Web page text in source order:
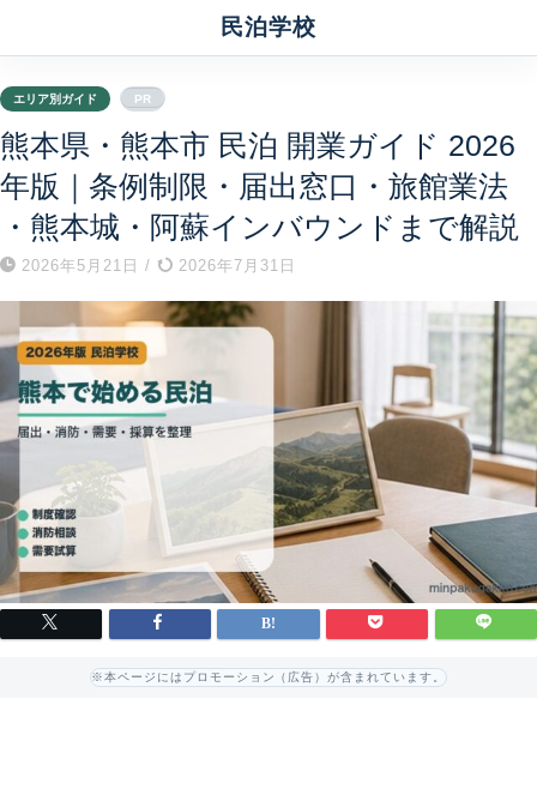
民泊学校
エリア別ガイド PR
熊本県・熊本市 民泊 開業ガイド 2026
年版｜条例制限・届出窓口・旅館業法
・熊本城・阿蘇インバウンドまで解説
2026年5月21日 / 2026年7月31日
※本ページにはプロモーション（広告）が含まれています。